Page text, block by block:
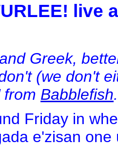
live
Greek,
(we don't
from Babblefish
Friday in
e'zisan